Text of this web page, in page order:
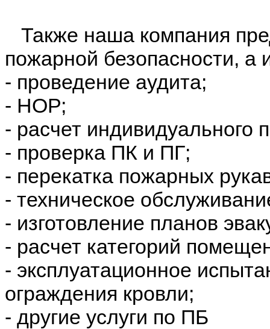
Также наша компания
пожарной безопасности, а
- проведение аудита;
- НОР;
- расчет индивидуального
- проверка ПК и ПГ;
- перекатка пожарных
- техническое
- изготовление планов
- расчет категорий
- эксплуатационное
ограждения кровли;
- другие услуги по ПБ